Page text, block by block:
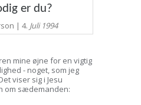
er du?
| 4. Juli 1994
mine øjne for en vigtig
- noget, som jeg
viser sig i Jesu
om sædemanden: